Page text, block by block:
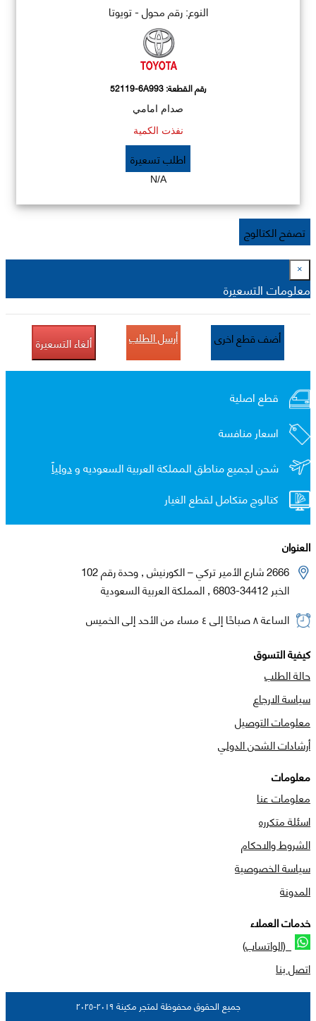
النوع: رقم محول - تويوتا
رقم القطعة:52119-6A993
صدام امامي
نفذت الكمية
اطلب تسعيرة
N/A
تصفح الكتالوج
×
معلومات التسعيرة
أضف قطع اخرى أرسل الطلب ألغاء التسعيرة
قطع اصلية
اسعار منافسة
شحن لجميع مناطق المملكة العربية السعوديه ودولياً
كتالوج متكامل لقطع الغيار
العنوان
2666 شارع الأمير تركي – الكورنيش , وحدة رقم 102
الخبر 34412-6803 , المملكة العربية السعودية
الساعة ٨ صباحًا إلى ٤ مساء من الأحد إلى الخميس
كيفية التسوق
حالة الطلب
سياسة الارجاع
معلومات التوصيل
أرشادات الشحن الدولي
معلومات
معلومات عنا
اسئلة متكرره
الشروط والاحكام
سياسة الخصوصية
المدونة
خدمات العملاء
(الواتساب)
اتصل بنا
جميع الحقوق محفوظة لمتجر مكينة ٢٠١٩-٢٠٢٥